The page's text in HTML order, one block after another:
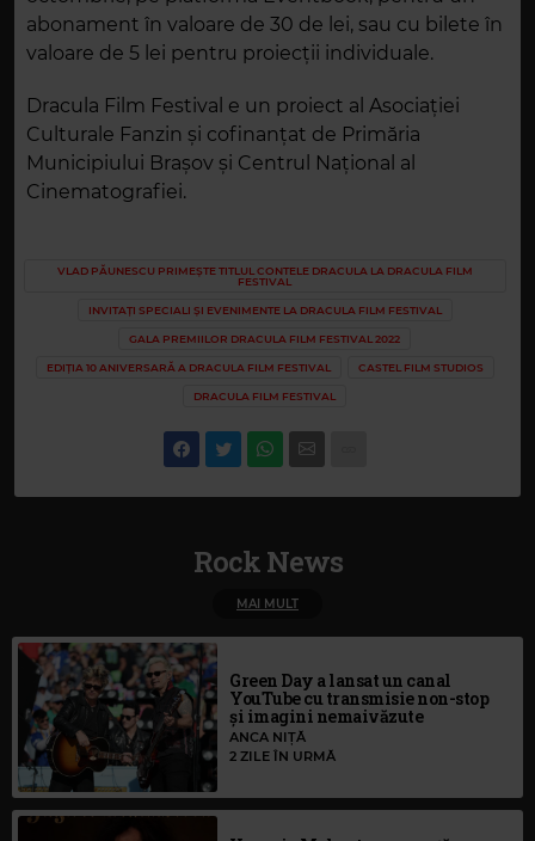
abonament în valoare de 30 de lei, sau cu bilete în
valoare de 5 lei pentru proiecții individuale.
Dracula Film Festival e un proiect al Asociației
Culturale Fanzin și cofinanțat de Primăria
Municipiului Brașov și Centrul Național al
Cinematografiei.
VLAD PĂUNESCU PRIMEȘTE TITLUL CONTELE DRACULA LA DRACULA FILM
FESTIVAL
INVITAȚI SPECIALI ȘI EVENIMENTE LA DRACULA FILM FESTIVAL
GALA PREMIILOR DRACULA FILM FESTIVAL 2022
EDIȚIA 10 ANIVERSARĂ A DRACULA FILM FESTIVAL CASTEL FILM STUDIOS
DRACULA FILM FESTIVAL
Rock News
MAI MULT
Green Day a lansat un canal
YouTube cu transmisie non-stop
și imagini nemaivăzute
ANCA NIȚĂ
2 ZILE ÎN URMĂ